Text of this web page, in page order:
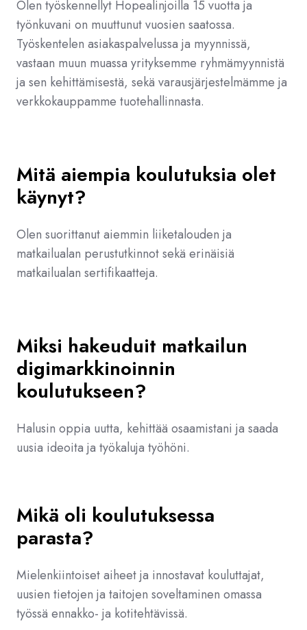
Olen työskennellyt Hopealinjoilla 15 vuotta ja
työnkuvani on muuttunut vuosien saatossa.
Työskentelen asiakaspalvelussa ja myynnissä,
vastaan muun muassa yrityksemme ryhmämyynnistä
ja sen kehittämisestä, sekä varausjärjestelmämme ja
verkkokauppamme tuotehallinnasta.
Mitä aiempia koulutuksia olet
käynyt?
Olen suorittanut aiemmin liiketalouden ja
matkailualan perustutkinnot sekä erinäisiä
matkailualan sertifikaatteja.
Miksi hakeuduit matkailun
digimarkkinoinnin
koulutukseen?
Halusin oppia uutta, kehittää osaamistani ja saada
uusia ideoita ja työkaluja työhöni.
Mikä oli koulutuksessa
parasta?
Mielenkiintoiset aiheet ja innostavat kouluttajat,
uusien tietojen ja taitojen soveltaminen omassa
työssä ennakko- ja kotitehtävissä.